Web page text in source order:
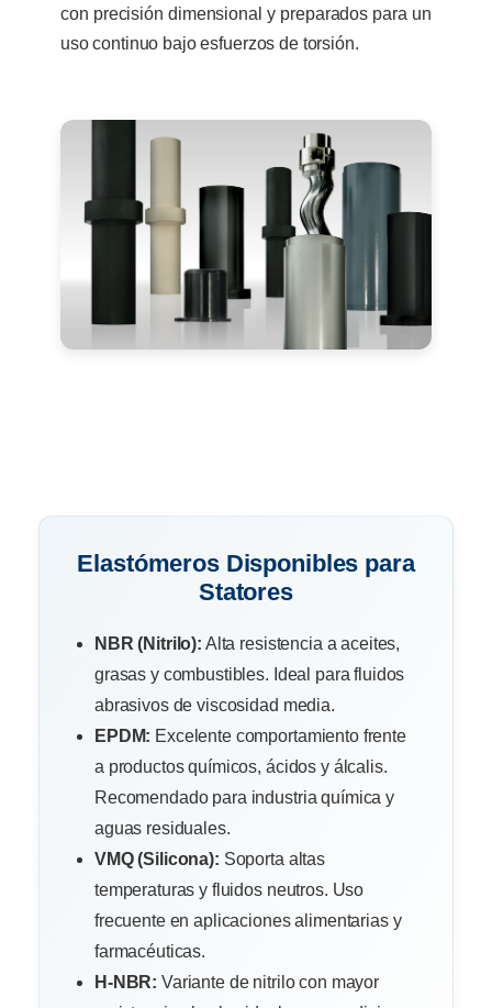
con precisión dimensional y preparados para un
uso continuo bajo esfuerzos de torsión.
Elastómeros Disponibles para
Statores
NBR (Nitrilo): Alta resistencia a aceites,
grasas y combustibles. Ideal para fluidos
abrasivos de viscosidad media.
EPDM: Excelente comportamiento frente
a productos químicos, ácidos y álcalis.
Recomendado para industria química y
aguas residuales.
VMQ (Silicona): Soporta altas
temperaturas y fluidos neutros. Uso
frecuente en aplicaciones alimentarias y
farmacéuticas.
H-NBR: Variante de nitrilo con mayor